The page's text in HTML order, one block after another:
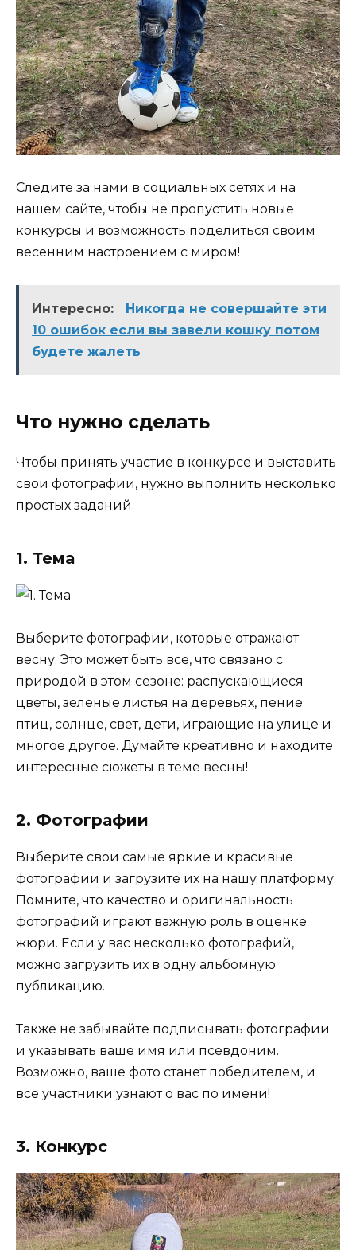
Следите за нами в социальных сетях и на
нашем сайте, чтобы не пропустить новые
конкурсы и возможность поделиться своим
весенним настроением с миром!
Интересно:
Никогда не совершайте эти
10 ошибок если вы завели кошку потом
будете жалеть
Что нужно сделать
Чтобы принять участие в конкурсе и выставить
свои фотографии, нужно выполнить несколько
простых заданий.
1. Тема
Выберите фотографии, которые отражают
весну. Это может быть все, что связано с
природой в этом сезоне: распускающиеся
цветы, зеленые листья на деревьях, пение
птиц, солнце, свет, дети, играющие на улице и
многое другое. Думайте креативно и находите
интересные сюжеты в теме весны!
2. Фотографии
Выберите свои самые яркие и красивые
фотографии и загрузите их на нашу платформу.
Помните, что качество и оригинальность
фотографий играют важную роль в оценке
жюри. Если у вас несколько фотографий,
можно загрузить их в одну альбомную
публикацию.
Также не забывайте подписывать фотографии
и указывать ваше имя или псевдоним.
Возможно, ваше фото станет победителем, и
все участники узнают о вас по имени!
3. Конкурс